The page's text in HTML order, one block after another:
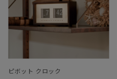
ピボット クロック